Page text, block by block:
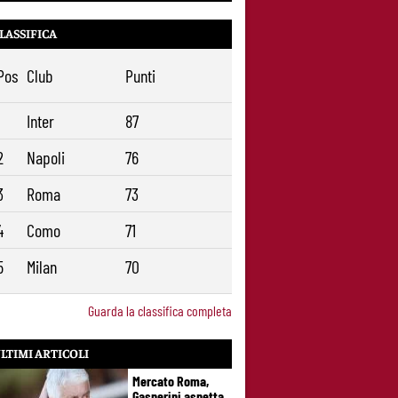
Club Punti
Inter
87
Napoli
76
Roma
73
Como
71
Milan 70
Guarda la classifica completa
ARTICOLI
Mercato Roma,